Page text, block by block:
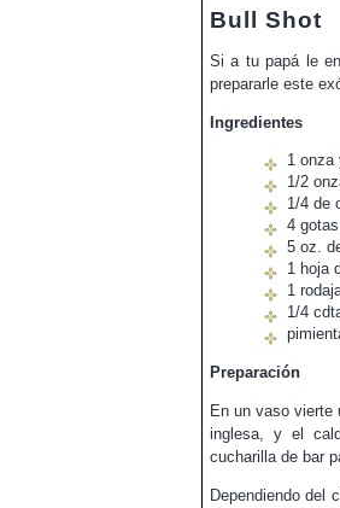
Bull Shot
Si a tu papá le
prepararle este
Ingredientes
1 onza
1/2
1/4 de
4
5 oz.
1 hoja
1
1/4
Preparación
En un vaso vierte
inglesa, y el
cucharilla de bar
Dependiendo del